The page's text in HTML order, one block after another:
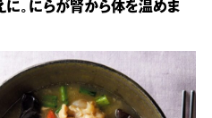
。にらが腎から体を温めま